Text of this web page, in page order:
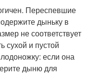
Переспевшие
дыньку в
не соответствует
сухой и пустой
если она
дыню для